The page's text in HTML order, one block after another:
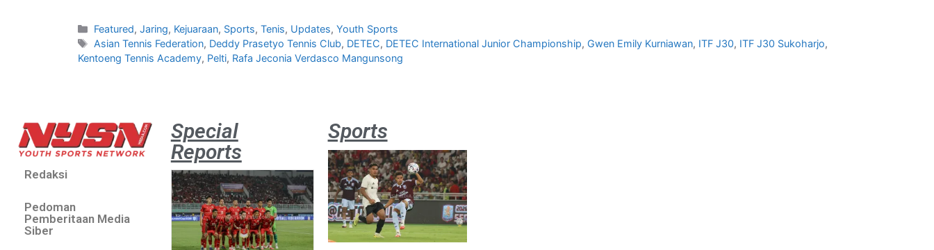
Featured,Jaring, Kejuaraan, Sports,Tenis, Updates,Youth Sports
Asian Tennis Federation, Deddy Prasetyo Tennis Club, DETEC, DETEC International Junior Championship, Gwen Emily Kurniawan, ITF J30, ITF J30 Sukoharjo,
Kentoeng Tennis Academy, Pelti, Rafa Jeconia Verdasco Mangunsong
Redaksi
Pedoman
Pemberitaan Media
Siber
Special
Reports
Sports